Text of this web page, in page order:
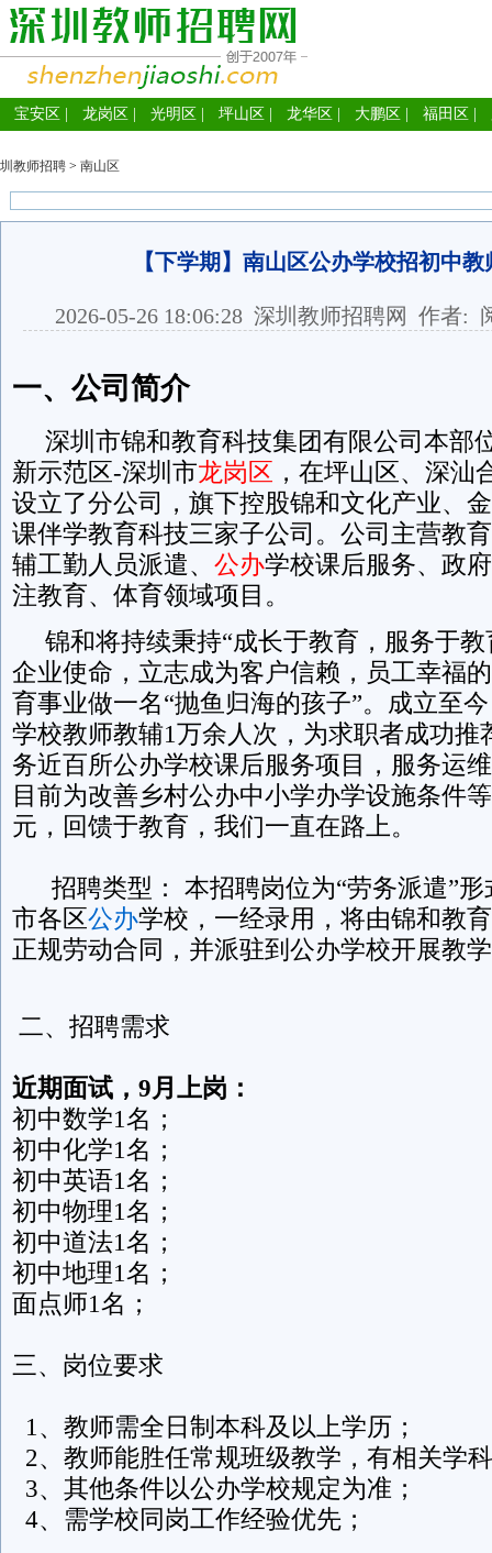
宝安区 龙岗区 光明区 坪山区 龙华区 大鹏区 福田区
圳教师招聘 > 南山区
【下学期】南山区公办学校招初中
2026-05-26 18:06:28 深圳教师招聘网 作者:
一、公司简介
深圳市锦和教育科技集团有限公司本部
新示范区-深圳市龙岗区 ，在坪山区、深汕
设立了分公司，旗下控股锦和文化产业、
课伴学教育科技三家子公司。公司主营教
辅工勤人员派遣、 公办学校课后服务、政
注教育、体育领域项目。
锦和将持续秉持“成长于教育，服务于教
企业使命，立志成为客户信赖，员工幸福
育事业做一名“抛鱼归海的孩子”。成立至
学校教师教辅1万余人次，为求职者成功推
务近百所公办学校课后服务项目，服务运
目前为改善乡村公办中小学办学设施条件
元，回馈于教育，我们一直在路上。
招聘类型： 本招聘岗位为“劳务派遣”形
市各区公办学校，一经录用，将由锦和教
正规劳动合同，并派驻到公办学校开展教
二、招聘需求
近期面试，9月上岗：
初中数学1名；
初中化学1名；
初中英语1名；
初中物理1名；
初中道法1名；
初中地理1名；
面点师1名；
三、岗位要求
1、教师需全日制本科及以上学历；
2、教师能胜任常规班级教学，有相关学
3、其他条件以公办学校规定为准；
4、需学校同岗工作经验优先；